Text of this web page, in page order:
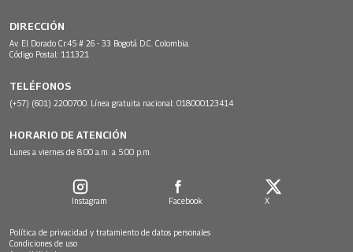
DIRECCIÓN
Av. El Dorado Cr.45 # 26 - 33 Bogotá D.C. Colombia.
Código Postal: 111321
TELÉFONOS
(+57) (601) 2200700. Línea gratuita nacional: 018000123414
HORARIO DE ATENCIÓN
Lunes a viernes de 8:00 a.m. a 5:00 p.m.
Instagram Facebook X
Política de privacidad y tratamiento de datos personales
Condiciones de uso